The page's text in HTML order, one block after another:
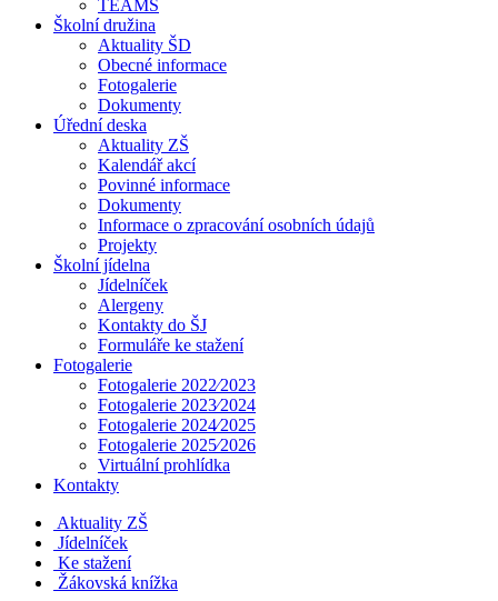
TEAMS
Školní družina
Aktuality ŠD
Obecné informace
Fotogalerie
Dokumenty
Úřední deska
Aktuality ZŠ
Kalendář akcí
Povinné informace
Dokumenty
Informace o zpracování osobních údajů
Projekty
Školní jídelna
Jídelníček
Alergeny
Kontakty do ŠJ
Formuláře ke stažení
Fotogalerie
Fotogalerie 2022⁄2023
Fotogalerie 2023⁄2024
Fotogalerie 2024⁄2025
Fotogalerie 2025⁄2026
Virtuální prohlídka
Kontakty
Aktuality ZŠ
Jídelníček
Ke stažení
Žákovská knížka